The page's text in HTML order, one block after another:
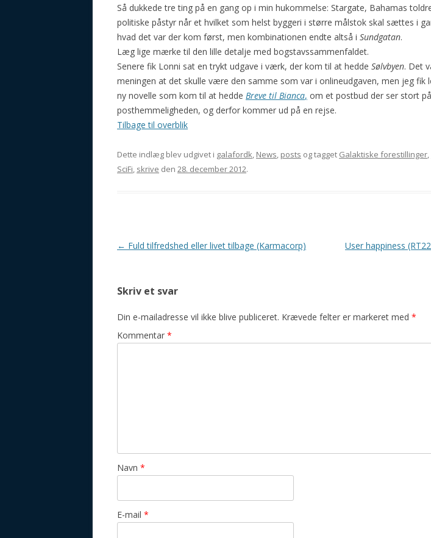
Så dukkede tre ting på en gang op i min hukommelse: Stargate, Bahamas
politiske påstyr når et hvilket som helst byggeri i større målstok skal sættes i
hvad det var der kom først, men kombinationen endte altså i Sundgatan.
Læg lige mærke til den lille detalje med bogstavssammenfaldet.
Senere fik Lonni sat en trykt udgave i værk, der kom til at hedde Sølvbyen. Det
meningen at det skulle være den samme som var i onlineudgaven, men jeg fik
ny novelle som kom til at hedde Breve til Bianca, om et postbud der ser stort på
posthemmeligheden, og derfor kommer ud på en rejse.
Tilbage til overblik
Dette indlæg blev udgivet i galafordk, News, posts og tagget Galaktiske forestillinger,
SciFi, skrive den 28. december 2012.
Indlægsnavigation
← Fuld tilfredshed eller livet tilbage (Karmacorp) User happiness
Skriv et svar
Din e-mailadresse vil ikke blive publiceret. Krævede felter er markeret med *
Kommentar *
Navn *
E-mail *